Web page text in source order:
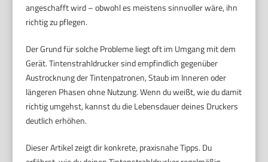
angeschafft wird – obwohl es meistens sinnvoller wäre, ihn
richtig zu pflegen.
Der Grund für solche Probleme liegt oft im Umgang mit dem
Gerät. Tintenstrahldrucker sind empfindlich gegenüber
Austrocknung der Tintenpatronen, Staub im Inneren oder
längeren Phasen ohne Nutzung. Wenn du weißt, wie du damit
richtig umgehst, kannst du die Lebensdauer deines Druckers
deutlich erhöhen.
Dieser Artikel zeigt dir konkrete, praxisnahe Tipps. Du